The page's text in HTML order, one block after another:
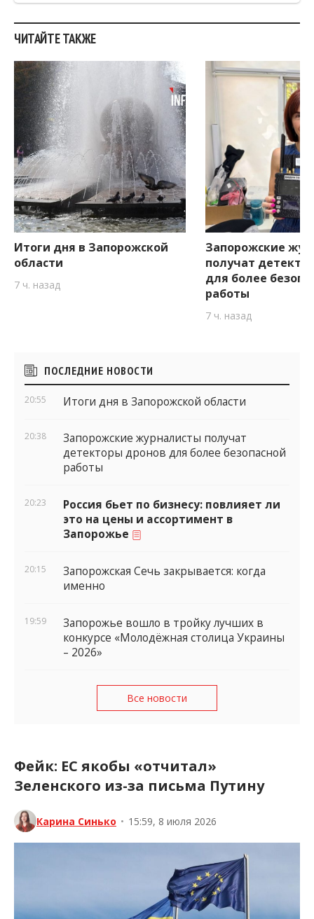
ЧИТАЙТЕ ТАКЖЕ
Итоги дня в Запорожской
области
7 ч. назад
Запорожские
получат
для более
работы
7 ч. назад
Боковые
виджеты
ПОСЛЕДНИЕ НОВОСТИ
20:55 Итоги дня в Запорожской области
20:38
Запорожские журналисты получат
детекторы дронов для более безопасной
работы
20:23
Россия бьет по бизнесу: повлияет ли
это на цены и ассортимент в
Запорожье
20:15
Запорожская Сечь закрывается: когда
именно
19:59
Запорожье вошло в тройку лучших в
конкурсе «Молодёжная столица Украины
– 2026»
Все новости
Фейк: ЕС якобы «отчитал»
Зеленского из-за письма Путину
Карина Синько • 15:59, 8 июля 2026